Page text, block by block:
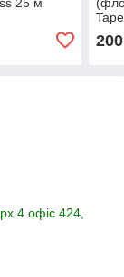
200
4 офіс 424,